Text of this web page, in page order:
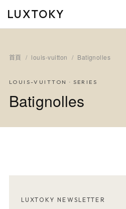
LUXTOKY
首頁 / louis-vuitton / Batignolles
LOUIS-VUITTON · SERIES
Batignolles
LUXTOKY NEWSLETTER